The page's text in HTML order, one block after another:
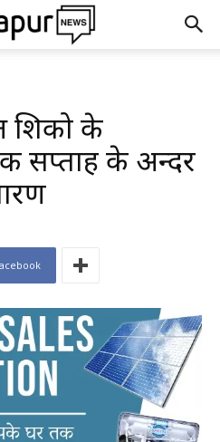
शिक्षको के
सप्ताह के अन्दर